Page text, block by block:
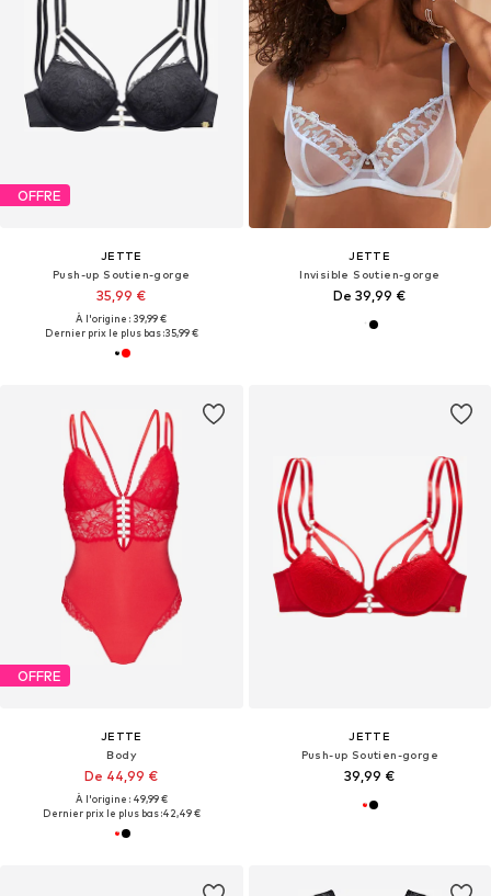
OFFRE
JETTE
Push-up Soutien-gorge
35,99 €
À l'origine : 39,99 €
Dernier prix le plus bas :35,99 €
JETTE
Invisible Soutien-gorge
De 39,99 €
OFFRE
JETTE
Body
De 44,99 €
À l'origine : 49,99 €
Dernier prix le plus bas :42,49 €
JETTE
Push-up Soutien-gorge
39,99 €